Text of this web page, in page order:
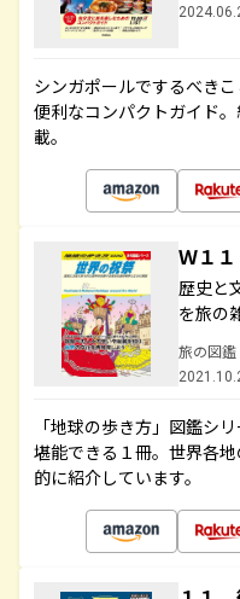
シンガポールでするべき
便利なコンパクトガイド
載。
Ｗ１
歴史と
を旅の
旅の図鑑
「地球の歩き方」図鑑シ
堪能できる１冊。世界各
的に紹介しています。